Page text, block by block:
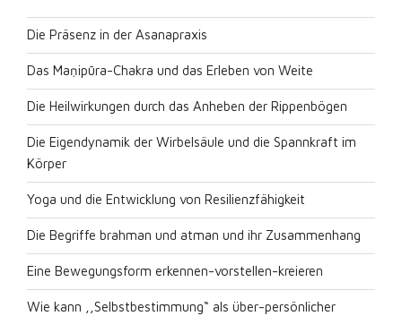
Die Präsenz in der Asanapraxis
Das Maṇipūra-Chakra und das Erleben von Weite
Die Heilwirkungen durch das Anheben der Rippenbögen
Die Eigendynamik der Wirbelsäule und die Spannkraft im
Körper
Yoga und die Entwicklung von Resilienzfähigkeit
Die Begriffe brahman und atman und ihr Zusammenhang
Eine Bewegungsform erkennen-vorstellen-kreieren
Wie kann ,,Selbstbestimmung“ als über-persönlicher